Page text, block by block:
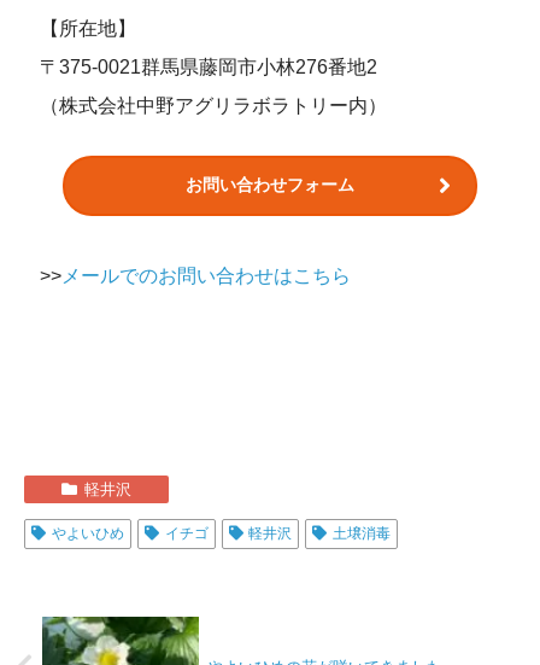
【所在地】
〒375-0021群馬県藤岡市小林276番地2
（株式会社中野アグリラボラトリー内）
お問い合わせフォーム
>>メールでのお問い合わせはこちら
軽井沢
やよいひめ イチゴ 軽井沢 土壌消毒